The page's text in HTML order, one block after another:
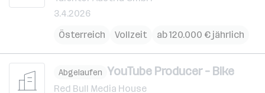
3.4.2026
Österreich
Vollzeit ab 120.000 € jährlich
Abgelaufen YouTube Producer – Bike
Red Bull Media House